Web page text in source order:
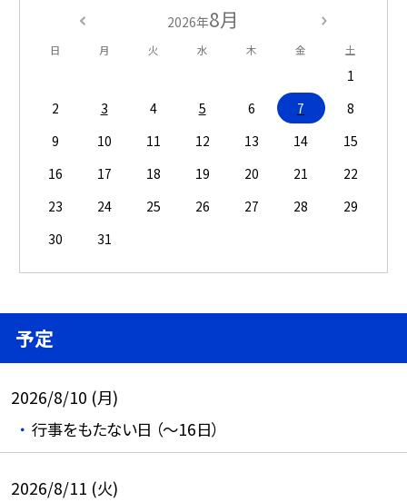
2026年8月
日 月 火 水 木 金 土
1
2
3 4 5 6 7
8
9
10 11 12 13 14
15
16
17 18 19 20 21
22
23
24 25 26 27 28
29
30
31
予定
2026/8/10 (月)
行事をもたない日 （～16日）
2026/8/11 (火)